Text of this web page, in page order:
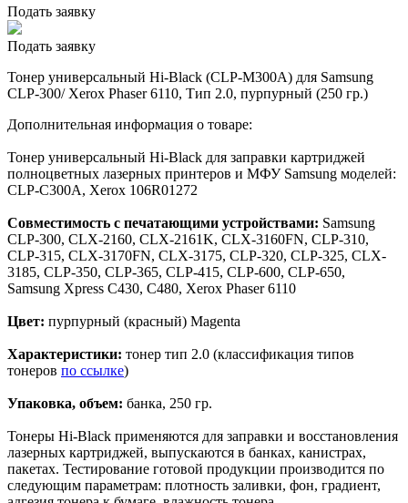
Подать заявку
Подать заявку
Тонер универсальный Hi-Black (CLP-M300A) для Samsung
CLP-300/ Xerox Phaser 6110, Тип 2.0, пурпурный (250 гр.)
Дополнительная информация о товаре:
Тонер универсальный Hi-Black для заправки картриджей
полноцветных лазерных принтеров и МФУ Samsung моделей:
CLP-C300A, Xerox 106R01272
Совместимость с печатающими устройствами: Samsung
CLP-300, CLX-2160, CLX-2161K, CLX-3160FN, CLP-310,
CLP-315, CLX-3170FN, CLX-3175, CLP-320, CLP-325, CLX-
3185, CLP-350, CLP-365, CLP-415, CLP-600, CLP-650,
Samsung Xpress C430, С480, Xerox Phaser 6110
Цвет: пурпурный (красный) Magenta
Характеристики: тонер тип 2.0 (классификация типов
тонеров по ссылке)
Упаковка, объем: банка, 250 гр.
Тонеры Hi-Black применяются для заправки и восстановления
лазерных картриджей, выпускаются в банках, канистрах,
пакетах. Тестирование готовой продукции производится по
следующим параметрам: плотность заливки, фон, градиент,